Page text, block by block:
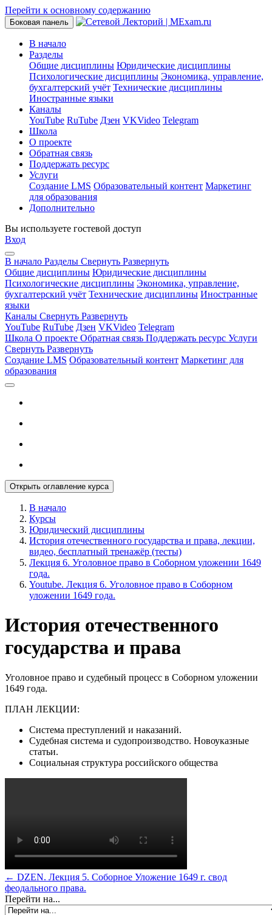
Перейти к основному содержанию
Боковая панель
В начало
Разделы
Общие дисциплины Юридические дисциплины
Психологические дисциплины Экономика, управление,
бухгалтерский учёт Технические дисциплины
Иностранные языки
Каналы
YouTube RuTube Дзен VKVideo Telegram
Школа
О проекте
Обратная связь
Поддержать ресурс
Услуги
Создание LMS Образовательный контент Маркетинг
для образования
Дополнительно
Вы используете гостевой доступ
Вход
В начало Разделы Свернуть Развернуть
Общие дисциплины Юридические дисциплины
Психологические дисциплины Экономика, управление,
бухгалтерский учёт Технические дисциплины Иностранные
языки
Каналы Свернуть Развернуть
YouTube RuTube Дзен VKVideo Telegram
Школа О проекте Обратная связь Поддержать ресурс Услуги
Свернуть Развернуть
Создание LMS Образовательный контент Маркетинг для
образования
Открыть оглавление курса
В начало
Курсы
Юридический дисциплины
История отечественного государства и права, лекции,
видео, бесплатный тренажёр (тесты)
Лекция 6. Уголовное право в Соборном уложении 1649
года.
Youtube. Лекция 6. Уголовное право в Соборном
уложении 1649 года.
История отечественного
государства и права
Уголовное право и судебный процесс в Соборном уложении
1649 года.
ПЛАН ЛЕКЦИИ:
Система преступлений и наказаний.
Судебная система и судопроизводство. Новоуказные
статьи.
Социальная структура российского общества
← DZEN. Лекция 5. Соборное Уложение 1649 г. свод
феодального права.
Перейти на...